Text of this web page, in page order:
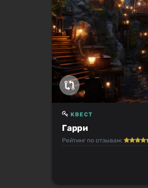
Гарри
КВЕСТ
Рейтинг по отзывам: